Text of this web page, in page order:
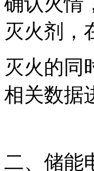
灭火剂，
灭火的同
相关数据
二、储能